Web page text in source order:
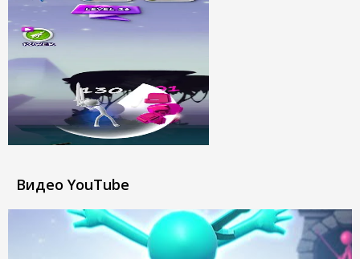
Видео YouTube